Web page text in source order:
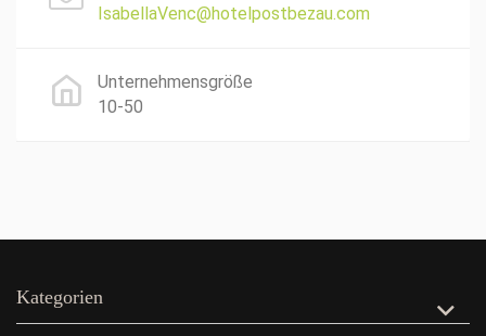
IsabellaVenc@hotelpostbezau.com
Unternehmensgröße
10-50
Kategorien